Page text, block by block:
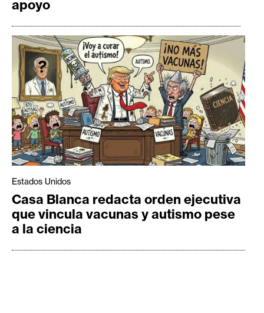
apoyo
Estados Unidos
Casa Blanca redacta orden ejecutiva
que vincula vacunas y autismo pese
a la ciencia